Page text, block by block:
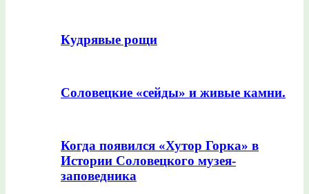
Кудрявые рощи
Соловецкие «сейды» и живые камни.
Когда появился «Хутор Горка» в
Истории Соловецкого музея-
заповедника